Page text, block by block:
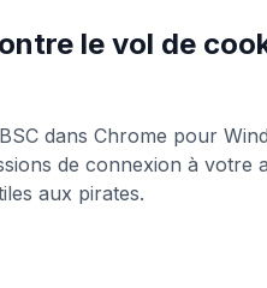
le vol de
dans Chrome pour
de connexion à votre
aux pirates.